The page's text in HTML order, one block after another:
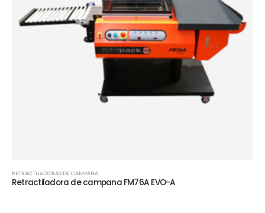
RETRACTILADORAS DE CAMPANA
Retractiladora de campana FM76A EVO-A